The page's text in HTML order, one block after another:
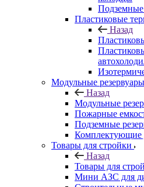
Подземные
Пластиковые
Назад
Модульные
Назад
Модульные
Пожарные
Подземные
Комплектующие
Товары для стройки
Назад
Товары для
Мини АЗС для